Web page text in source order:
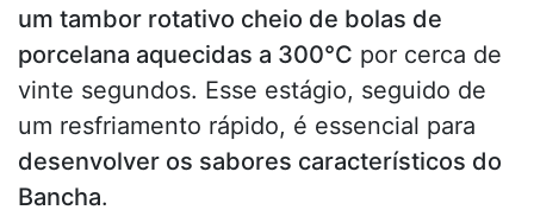
um tambor rotativo cheio de bolas de
porcelana aquecidas a 300°C por cerca de
vinte segundos. Esse estágio, seguido de
um resfriamento rápido, é essencial para
desenvolver os sabores característicos do
Bancha.